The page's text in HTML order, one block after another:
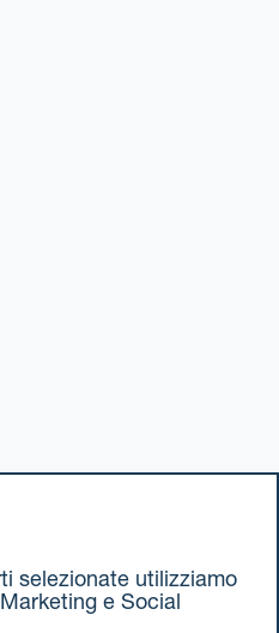
selezionate utilizziamo
e Social